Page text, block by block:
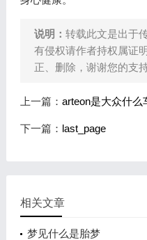
说明： 转载此文是出于
有侵权请作者持权属证
正、删除，谢谢您的支
上一篇： arteon是大众什么
下一篇： last_page
相关文章
梦见什么是胎梦